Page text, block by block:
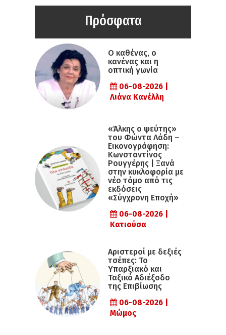
Πρόσφατα
Ο καθένας, ο
κανένας και η
οπτική γωνία
06-08-2026 |
Λιάνα Κανέλλη
«Άλκης ο ψεύτης»
του Φώντα Λάδη –
Εικονογράφηση:
Κωνσταντίνος
Ρουγγέρης | Ξανά
στην κυκλοφορία με
νέο τόμο από τις
εκδόσεις
«Σύγχρονη Εποχή»
06-08-2026 |
Κατιούσα
Αριστεροί με δεξιές
τσέπες: Το
Υπαρξιακό και
Ταξικό Αδιέξοδο
της Επιβίωσης
06-08-2026 |
Μώμος